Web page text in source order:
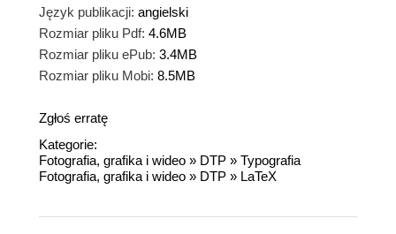
Język publikacji: angielski
Rozmiar pliku Pdf: 4.6MB
Rozmiar pliku ePub: 3.4MB
Rozmiar pliku Mobi: 8.5MB
Zgłoś erratę
Kategorie:
Fotografia, grafika i wideo » DTP » Typografia
Fotografia, grafika i wideo » DTP » LaTeX